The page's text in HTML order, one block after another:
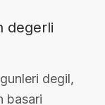
degerli
degil,
basari